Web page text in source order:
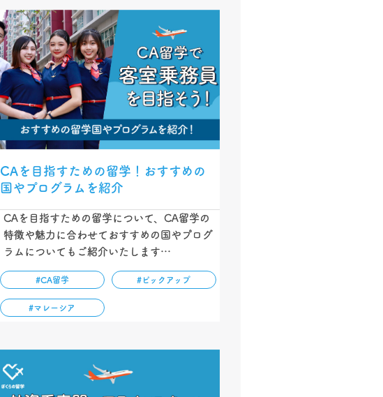
CAを目指すための留学！おすすめの
国やプログラムを紹介
CAを目指すための留学について、CA留学の
特徴や魅力に合わせておすすめの国やプログ
ラムについてもご紹介いたします…
#CA留学 #ピックアップ
#マレーシア